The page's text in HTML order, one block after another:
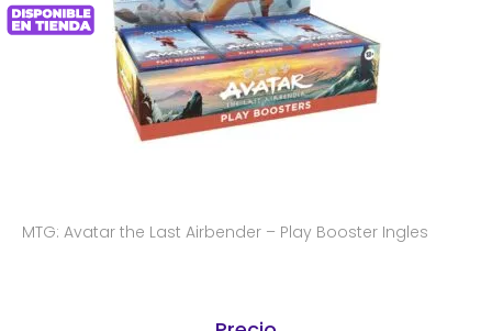
MTG: Avatar the Last Airbender – Play Booster Ingles